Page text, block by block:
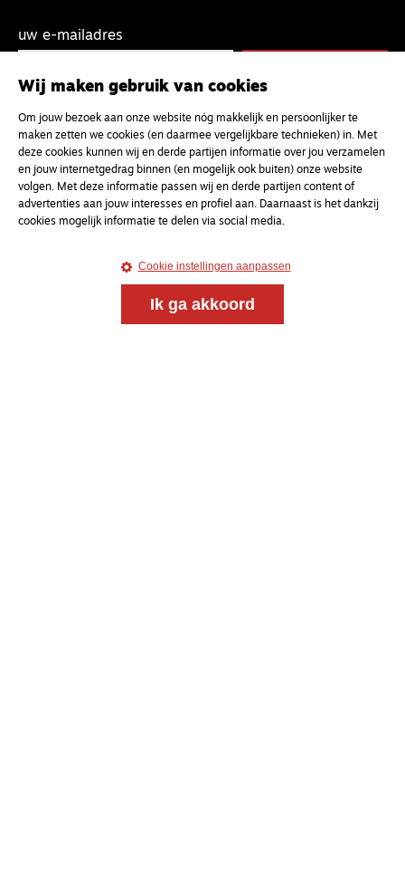
uw e-mailadres
Wij maken gebruik van cookies
Om jouw bezoek aan onze website nóg makkelijk en persoonlijker te
maken zetten we cookies (en daarmee vergelijkbare technieken) in. Met
deze cookies kunnen wij en derde partijen informatie over jou verzamelen
en jouw internetgedrag binnen (en mogelijk ook buiten) onze website
volgen. Met deze informatie passen wij en derde partijen content of
advertenties aan jouw interesses en profiel aan. Daarnaast is het dankzij
cookies mogelijk informatie te delen via social media.
Cookie instellingen aanpassen
Ik ga akkoord